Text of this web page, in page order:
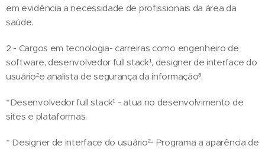
em evidência a necessidade de profissionais da área da
saúde.
2 - Cargos em tecnologia- carreiras como engenheiro de
software, desenvolvedor full stack¹, designer de interface do
usuário²e analista de segurança da informação³.
*Desenvolvedor full stack¹ - atua no desenvolvimento de
sites e plataformas.
* Designer de interface do usuário²- Programa a aparência de